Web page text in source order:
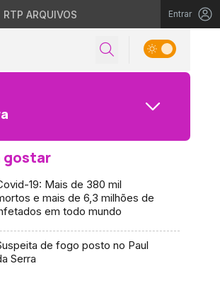
RTP ARQUIVOS Entrar
gostar
19: Mais de 380 mil
e mais de 6,3 milhões de
em todo mundo
de fogo posto no Paul
Serra